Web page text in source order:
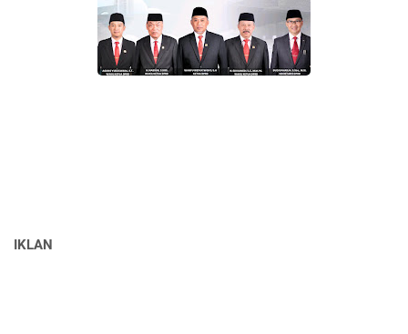
IKLAN